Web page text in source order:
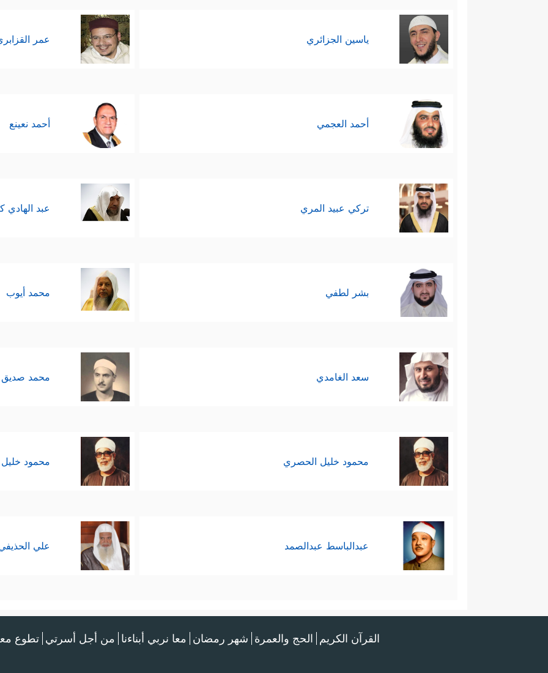
ياسين الجزائري عمر
أحمد العجمي أحمد نعينع
تركي عبيد المري عبد الهادي
بشر لطفي محمد أيوب
سعد الغامدي محمد صديق
محمود خليل الحصري محمود
عبدالباسط عبدالصمد علي
القرآن الكريم الحج والعمرة شهر رمضان معا نربي أبناءنا من أجل أسرتي تطوع